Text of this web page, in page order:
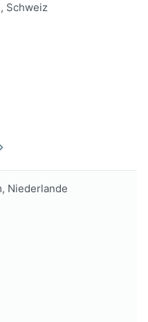
Schweiz
Niederlande